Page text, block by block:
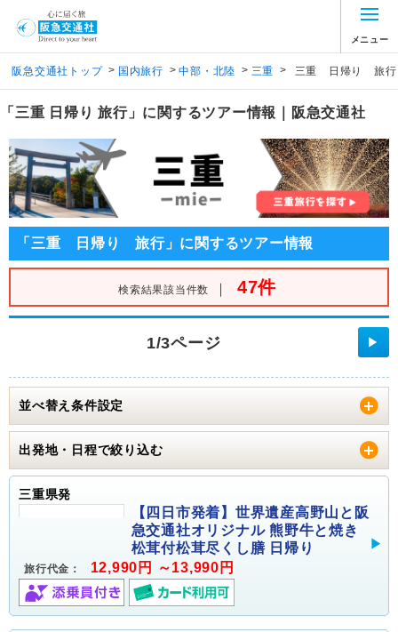
メニュー
阪急交通社トップ > 国内旅行 > 中部・北陸 > 三重 > 三重 日帰り 旅行
「三重 日帰り 旅行」に関するツアー情報｜阪急交通社
「三重 日帰り 旅行」に関するツアー情報
検索結果該当件数 ｜ 47件
1/3ページ ▶
並べ替え条件設定
出発地・日程で絞り込む
三重県発
【四日市発着】世界遺産高野山と阪
急交通社オリジナル 熊野牛と焼き
松茸付松茸尽くし膳 日帰り
旅行代金： 12,990円 ～13,990円